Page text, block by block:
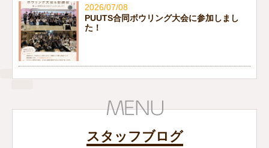
2026/07/08
PUUTS合同ボウリング大会に参加しまし
た！
スタッフブログ